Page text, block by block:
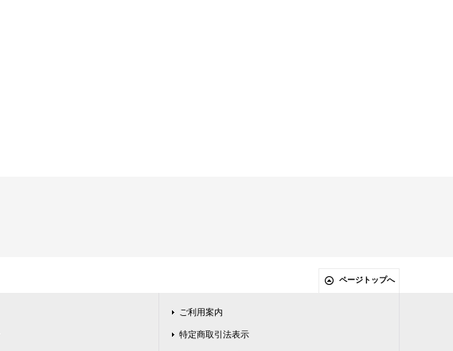
ページトップへ
ご利用案内
特定商取引法表示